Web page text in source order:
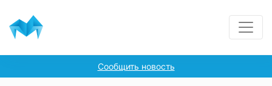
Сообщить новость